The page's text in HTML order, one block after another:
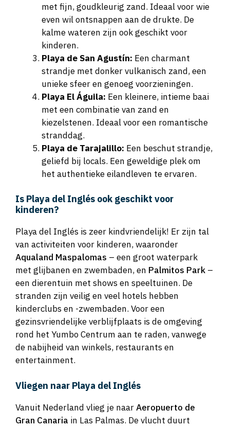
met fijn, goudkleurig zand. Ideaal voor wie
even wil ontsnappen aan de drukte. De
kalme wateren zijn ook geschikt voor
kinderen.
Playa de San Agustín: Een charmant
strandje met donker vulkanisch zand, een
unieke sfeer en genoeg voorzieningen.
Playa El Águila: Een kleinere, intieme baai
met een combinatie van zand en
kiezelstenen. Ideaal voor een romantische
stranddag.
Playa de Tarajalillo: Een beschut strandje,
geliefd bij locals. Een geweldige plek om
het authentieke eilandleven te ervaren.
Is Playa del Inglés ook geschikt voor
kinderen?
Playa del Inglés is zeer kindvriendelijk! Er zijn tal
van activiteiten voor kinderen, waaronder
Aqualand Maspalomas – een groot waterpark
met glijbanen en zwembaden, en Palmitos Park –
een dierentuin met shows en speeltuinen. De
stranden zijn veilig en veel hotels hebben
kinderclubs en -zwembaden. Voor een
gezinsvriendelijke verblijfplaats is de omgeving
rond het Yumbo Centrum aan te raden, vanwege
de nabijheid van winkels, restaurants en
entertainment.
Vliegen naar Playa del Inglés
Vanuit Nederland vlieg je naarAeropuerto de
Gran Canaria in Las Palmas. De vlucht duurt